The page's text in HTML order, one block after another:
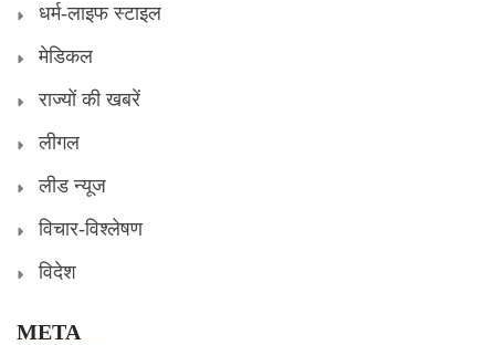
धर्म-लाइफ स्टाइल
मेडिकल
राज्यों की खबरें
लीगल
लीड न्यूज
विचार-विश्लेषण
विदेश
META